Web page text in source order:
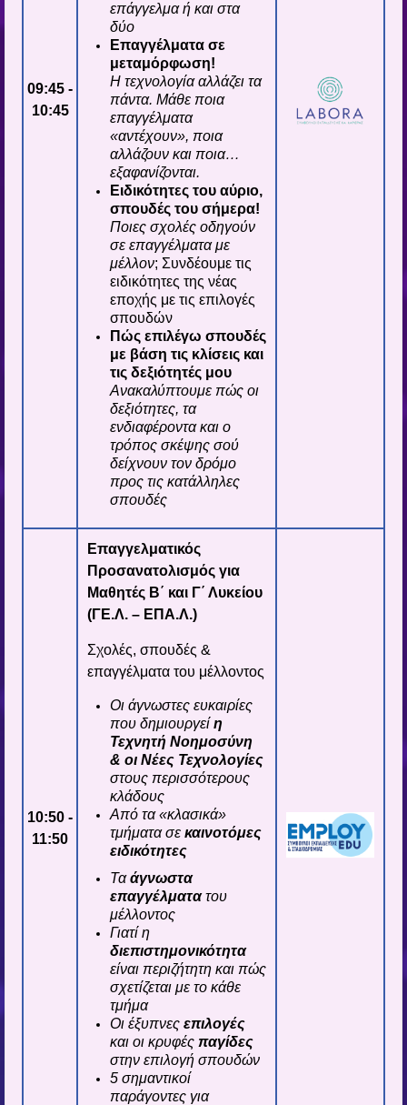
09:45 -
10:45
επάγγελμα ή και στα
δύο
Επαγγέλματα σε
μεταμόρφωση!
Η τεχνολογία αλλάζει τα
πάντα. Μάθε ποια
επαγγέλματα
«αντέχουν», ποια
αλλάζουν και ποια…
εξαφανίζονται.
Ειδικότητες του αύριο,
σπουδές του σήμερα!
Ποιες σχολές οδηγούν
σε επαγγέλματα με
μέλλον; Συνδέουμε τις
ειδικότητες της νέας
εποχής με τις επιλογές
σπουδών
Πώς επιλέγω σπουδές
με βάση τις κλίσεις και
τις δεξιότητές μου
Ανακαλύπτουμε πώς οι
δεξιότητες, τα
ενδιαφέροντα και ο
τρόπος σκέψης σού
δείχνουν τον δρόμο
προς τις κατάλληλες
σπουδές
10:50 -
11:50
Επαγγελματικός
Προσανατολισμός για
Μαθητές Β΄ και Γ΄ Λυκείου
(ΓΕ.Λ. – ΕΠΑ.Λ.)
Σχολές, σπουδές &
επαγγέλματα του μέλλοντος
Οι άγνωστες ευκαιρίες
που δημιουργεί η
Τεχνητή Νοημοσύνη
& οι Νέες Τεχνολογίες
στους περισσότερους
κλάδους
Από τα «κλασικά»
τμήματα σε καινοτόμες
ειδικότητες
Ταάγνωστα
επαγγέλματατου
μέλλοντος
Γιατί η
διεπιστημονικότητα
είναι περιζήτητη και πώς
σχετίζεται με το κάθε
τμήμα
Οι έξυπνες επιλογές
και οι κρυφές παγίδες
στην επιλογή σπουδών
5 σημαντικοί
παράγοντες για